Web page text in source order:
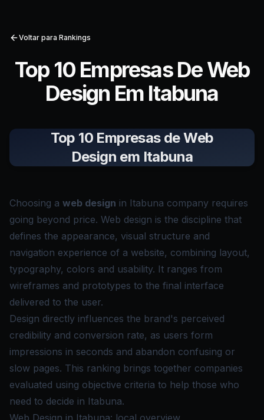
Voltar para Rankings
Top 10 Empresas De Web
Design Em Itabuna
Top 10 Empresas de Web
Design em Itabuna
Choosing a web design in Itabuna company requires
going beyond price. Web design is the discipline that
defines the appearance, visual structure and
navigation experience of a website, combining layout,
typography, colors and usability. It ranges from
wireframes and prototypes to the final interface
delivered to the user.
Design directly influences the brand's perceived
credibility and conversion rate, as users form
impressions in seconds and abandon confusing or
slow pages. This ranking brings together companies
evaluated using objective criteria to help those who
need to decide in Itabuna.
Web Design in Itabuna: local overview